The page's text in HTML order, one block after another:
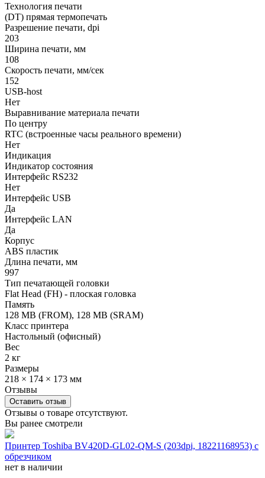
Технология печати
(DT) прямая термопечать
Разрешение печати, dpi
203
Ширина печати, мм
108
Скорость печати, мм/сек
152
USB-host
Нет
Выравнивание материала печати
По центру
RTC (встроенные часы реального времени)
Нет
Индикация
Индикатор состояния
Интерфейс RS232
Нет
Интерфейс USB
Да
Интерфейс LAN
Да
Корпус
ABS пластик
Длина печати, мм
997
Тип печатающей головки
Flat Head (FH) - плоская головка
Память
128 MB (FROM), 128 MB (SRAM)
Класс принтера
Настольный (офисный)
Вес
2 кг
Размеры
218 × 174 × 173 мм
Отзывы
Оставить отзыв
Отзывы о товаре отсутствуют.
Вы ранее смотрели
Принтер Toshiba BV420D-GL02-QM-S (203dpi, 18221168953) с
обрезчиком
нет в наличии